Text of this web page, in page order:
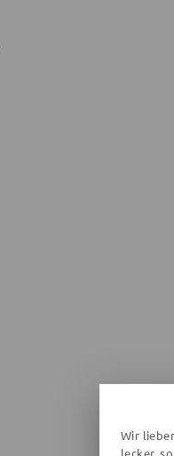
Wir
lecker,